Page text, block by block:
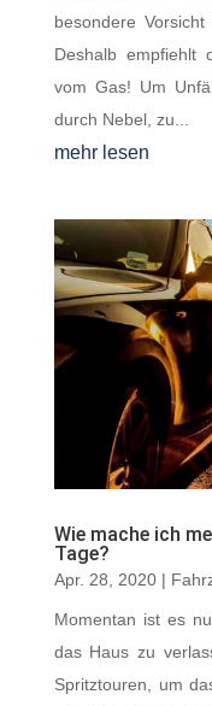
besondere
Deshalb empfiehlt
vom Gas! Um
durch Nebel, zu...
mehr lesen
Wie mache ich
Tage?
Apr. 28, 2020|
Momentan ist es
das Haus zu
Spritztouren, um